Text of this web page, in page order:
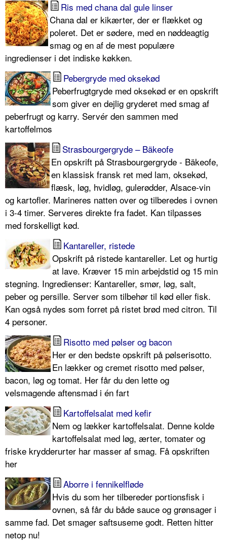
Ris med chana dal gule linser
Chana dal er kikærter, der er flækket og
poleret. Det er sødere, med en nøddeagtig
smag og en af de mest populære
ingredienser i det indiske køkken.
Pebergryde med oksekød
Peberfrugtgryde med oksekød er en opskrift
som giver en dejlig gryderet med smag af
peberfrugt og karry. Servér den sammen med
kartoffelmos
Strasbourgergryde – Bäkeofe
En opskrift på Strasbourgergryde - Bäkeofe,
en klassisk fransk ret med lam, oksekød,
flæsk, løg, hvidløg, gulerødder, Alsace-vin
og kartofler. Marineres natten over og tilberedes i ovnen
i 3-4 timer. Serveres direkte fra fadet. Kan tilpasses
med forskelligt kød.
Kantareller, ristede
Opskrift på ristede kantareller. Let og hurtig
at lave. Kræver 15 min arbejdstid og 15 min
stegning. Ingredienser: Kantareller, smør, løg, salt,
peber og persille. Server som tilbehør til kød eller fisk.
Kan også nydes som forret på ristet brød med citron. Til
4 personer.
Risotto med pølser og bacon
Her er den bedste opskrift på pølserisotto.
En lækker og cremet risotto med pølser,
bacon, løg og tomat. Her får du den lette og
velsmagende aftensmad i én fart
Kartoffelsalat med kefir
Nem og lækker kartoffelsalat. Denne kolde
kartoffelsalat med løg, ærter, tomater og
friske krydderurter har masser af smag. Få opskriften
her
Aborre i fennikelfløde
Hvis du som her tilbereder portionsfisk i
ovnen, så får du både sauce og grønsager i
samme fad. Det smager saftsuseme godt. Retten hitter
netop nu!